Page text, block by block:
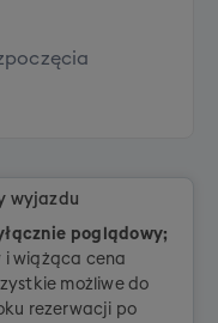
wyjazdu
poglądowy;
wiążąca cena
możliwe do
rezerwacji po